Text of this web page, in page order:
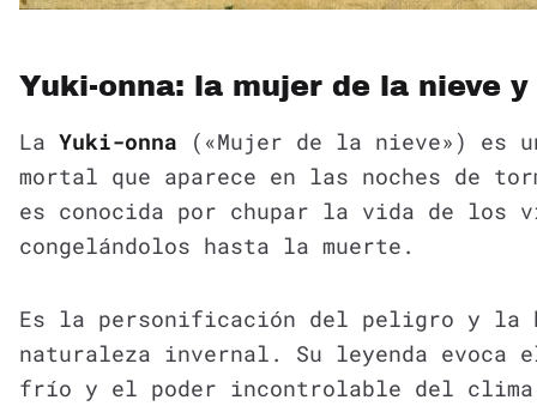
Yuki-onna: la mujer de la nieve
La Yuki-onna («Mujer de la nieve») es
mortal que aparece en las noches de
es conocida por chupar la vida de los
congelándolos hasta la muerte.
Es la personificación del peligro y
naturaleza invernal. Su leyenda evoca
frío y el poder incontrolable del